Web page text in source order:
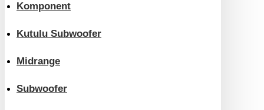
Komponent
Kutulu Subwoofer
Midrange
Subwoofer